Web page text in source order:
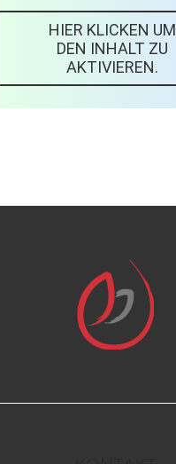
HIER KLICKEN UM
DEN INHALT ZU
AKTIVIEREN.